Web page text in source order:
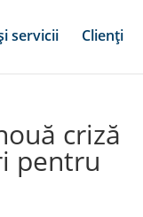
servicii Clienți
criză
pentru